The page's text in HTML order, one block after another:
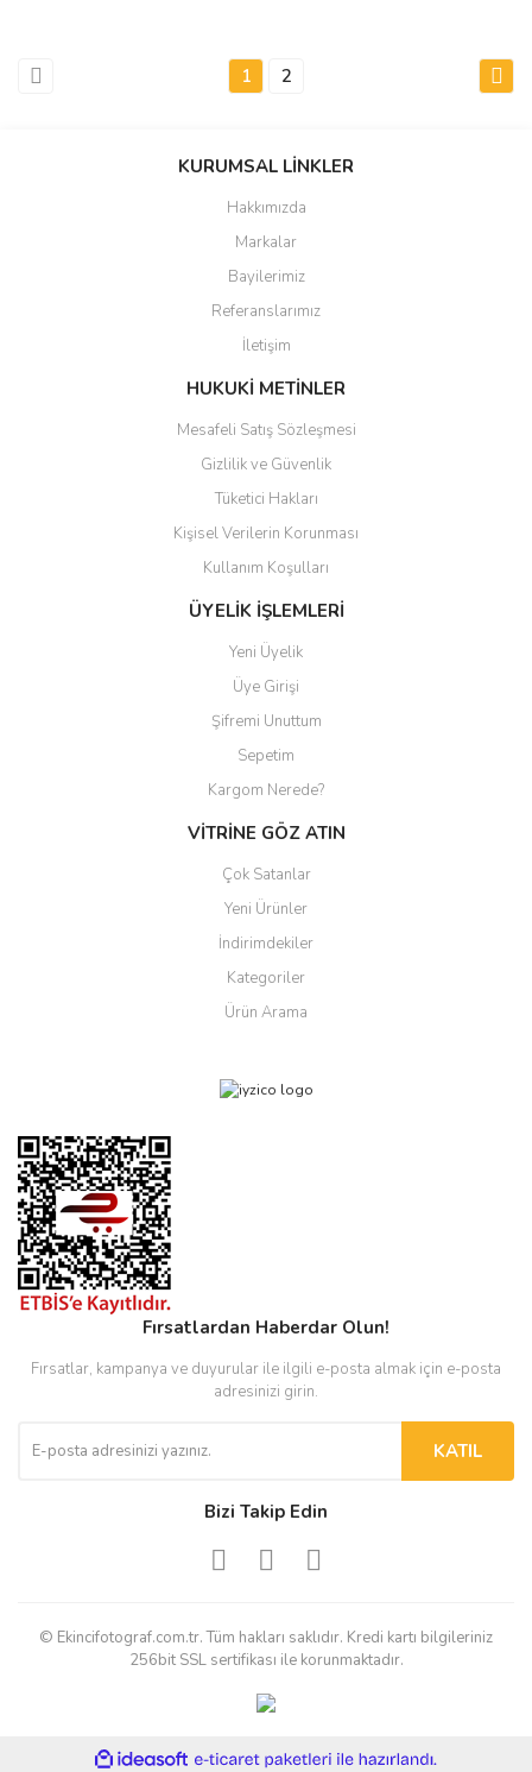
1 2
KURUMSAL LİNKLER
Hakkımızda
Markalar
Bayilerimiz
Referanslarımız
İletişim
HUKUKİ METİNLER
Mesafeli Satış Sözleşmesi
Gizlilik ve Güvenlik
Tüketici Hakları
Kişisel Verilerin Korunması
Kullanım Koşulları
ÜYELİK İŞLEMLERİ
Yeni Üyelik
Üye Girişi
Şifremi Unuttum
Sepetim
Kargom Nerede?
VİTRİNE GÖZ ATIN
Çok Satanlar
Yeni Ürünler
İndirimdekiler
Kategoriler
Ürün Arama
Fırsatlardan Haberdar Olun!
Fırsatlar, kampanya ve duyurular ile ilgili e-posta almak için e-posta
adresinizi girin.
KATIL
Bizi Takip Edin
© Ekincifotograf.com.tr. Tüm hakları saklıdır. Kredi kartı bilgileriniz
256bit SSL sertifikası ile korunmaktadır.
ideasoft e-